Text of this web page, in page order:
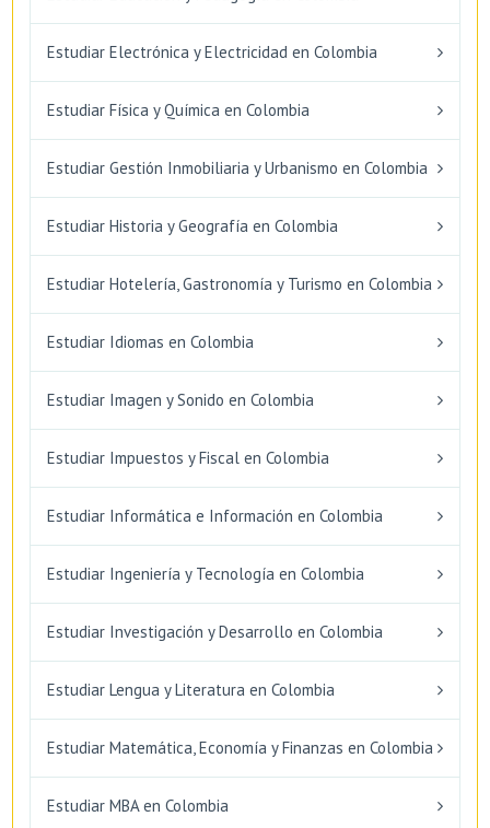
Estudiar Electrónica y Electricidad en Colombia
Estudiar Física y Química en Colombia
Estudiar Gestión Inmobiliaria y Urbanismo en Colombia
Estudiar Historia y Geografía en Colombia
Estudiar Hotelería, Gastronomía y Turismo en Colombia
Estudiar Idiomas en Colombia
Estudiar Imagen y Sonido en Colombia
Estudiar Impuestos y Fiscal en Colombia
Estudiar Informática e Información en Colombia
Estudiar Ingeniería y Tecnología en Colombia
Estudiar Investigación y Desarrollo en Colombia
Estudiar Lengua y Literatura en Colombia
Estudiar Matemática, Economía y Finanzas en Colombia
Estudiar MBA en Colombia